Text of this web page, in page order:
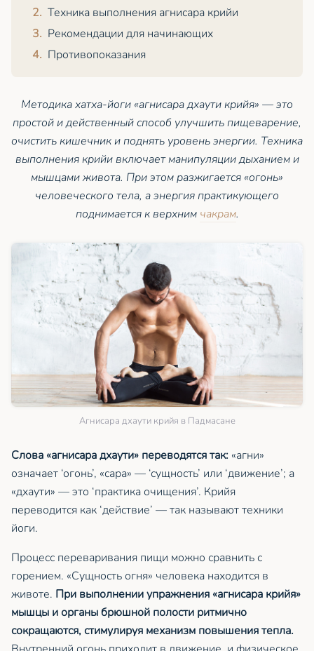
Техника выполнения агнисара крийи
Рекомендации для начинающих
Противопоказания
Методика хатха-йоги «агнисара дхаути крийя» — это
простой и действенный способ улучшить пищеварение,
очистить кишечник и поднять уровень энергии. Техника
выполнения крийи включает манипуляции дыханием и
мышцами живота. При этом разжигается «огонь»
человеческого тела, а энергия практикующего
поднимается к верхним чакрам.
Агнисара дхаути крийя в Падмасане
Слова «агнисара дхаути» переводятся так: «агни»
означает ‘огонь’, «сара» — ‘сущность’ или ‘движение’; а
«дхаути» — это ‘практика очищения’. Крийя
переводится как ‘действие’ — так называют техники
йоги.
Процесс переваривания пищи можно сравнить с
горением. «Сущность огня» человека находится в
животе. При выполнении упражнения «агнисара крийя»
мышцы и органы брюшной полости ритмично
сокращаются, стимулируя механизм повышения тепла.